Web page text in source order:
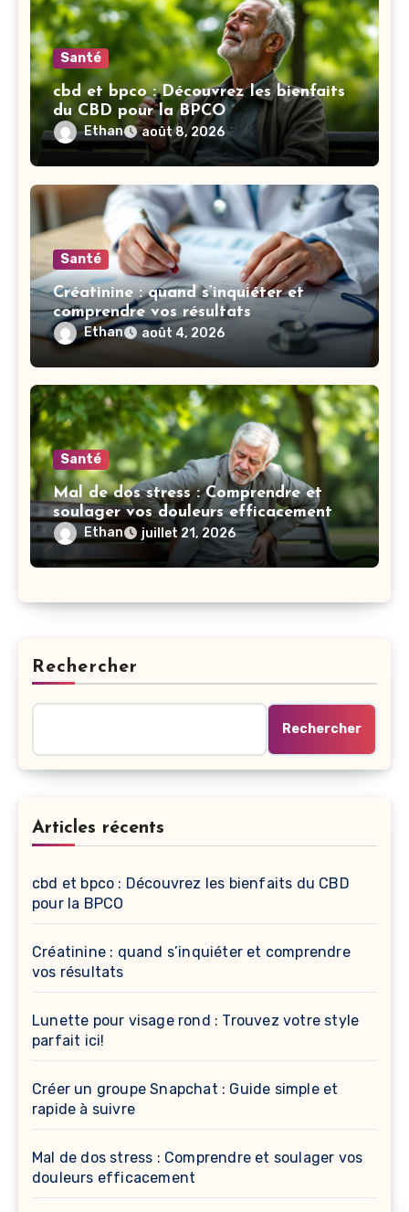
Santé
cbd et bpco : Découvrez les bienfaits
du CBD pour la BPCO
Ethan août 8, 2026
Santé
Créatinine : quand s’inquiéter et
comprendre vos résultats
Ethan août 4, 2026
Santé
Mal de dos stress : Comprendre et
soulager vos douleurs efficacement
Ethan juillet 21, 2026
Rechercher
Rechercher
Articles récents
cbd et bpco : Découvrez les bienfaits du CBD
pour la BPCO
Créatinine : quand s’inquiéter et comprendre
vos résultats
Lunette pour visage rond : Trouvez votre style
parfait ici!
Créer un groupe Snapchat : Guide simple et
rapide à suivre
Mal de dos stress : Comprendre et soulager vos
douleurs efficacement